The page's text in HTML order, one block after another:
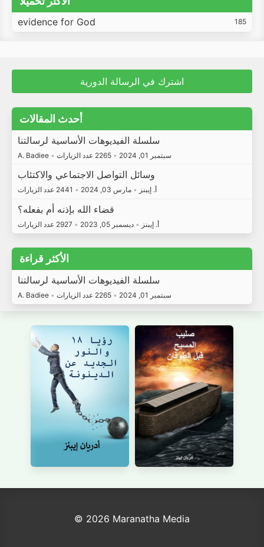
evidence for God 185
اشترك في الرسالة الدورية
أحدث المقالات
سلسلة الفيديوهات الأساسية لرسالتنا
A. Badiee • سبتمبر 01, 2024 • 2265 عدد الزيارات
وسائل التواصل الاجتماعي والاكتئاب
أ. إيبنز • مارس 03, 2024 •
قضاء الله بإذنه أم بفعله؟
أ. إيبنز • ديسمبر 05, 2023 •
الأكثر قراءة
سلسلة الفيديوهات الأساسية لرسالتنا
A. Badiee • سبتمبر 01, 2024 • 2265 عدد الزيارات
© 2026 Maranatha Media